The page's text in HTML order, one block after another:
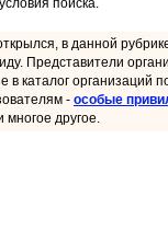
поиска.
в данной
Представители
в каталог организаций
- особые
другое.